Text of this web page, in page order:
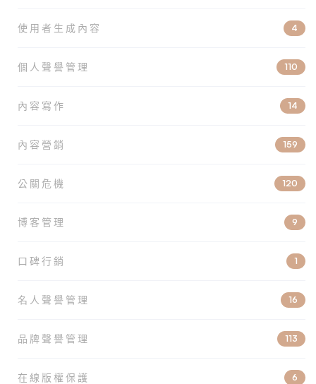
使用者生成內容 4
個人聲譽管理 110
內容寫作 14
內容營銷 159
公關危機 120
博客管理 9
口碑行銷 1
名人聲譽管理 16
品牌聲譽管理 113
在線版權保護 6